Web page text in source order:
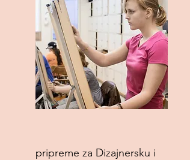
pripreme za Dizajnersku i